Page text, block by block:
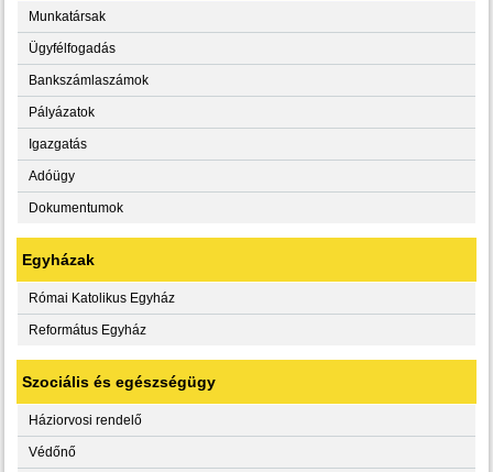
Munkatársak
Ügyfélfogadás
Bankszámlaszámok
Pályázatok
Igazgatás
Adóügy
Dokumentumok
Egyházak
Római Katolikus Egyház
Református Egyház
Szociális és egészségügy
Háziorvosi rendelő
Védőnő